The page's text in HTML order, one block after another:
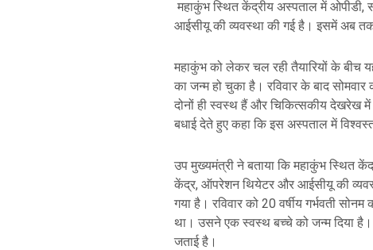
महाकुंभ स्थित केंद्रीय अस्पताल में ओपीडी,
आईसीयू की व्यवस्था की गई है। इसमें अब तक
महाकुंभ को लेकर चल रही तैयारियों के बीच
का जन्म हो चुका है। रविवार के बाद
दोनों ही स्वस्थ हैं और चिकित्सकीय देखरेख
बधाई देते हुए कहा कि इस अस्पताल में
उप मुख्यमंत्री ने बताया कि महाकुंभ स्थित
केंद्र, ऑपरेशन थियेटर और आईसीयू की
गया है। रविवार को 20 वर्षीय गर्भवती
था। उसने एक स्वस्थ बच्चे को जन्म दिया
जताई है।